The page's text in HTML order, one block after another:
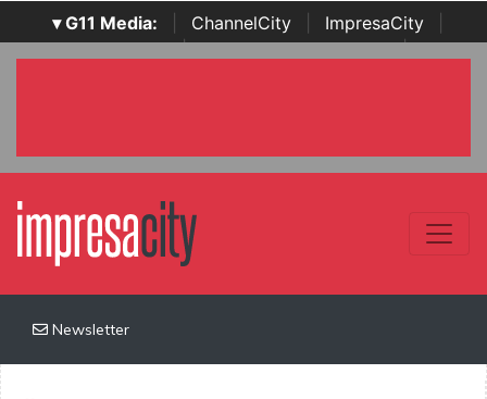
▾ G11 Media: ChannelCity ImpresaCity
SecurityOpenLab | Italian Channel Awards | Italian
Newsletter